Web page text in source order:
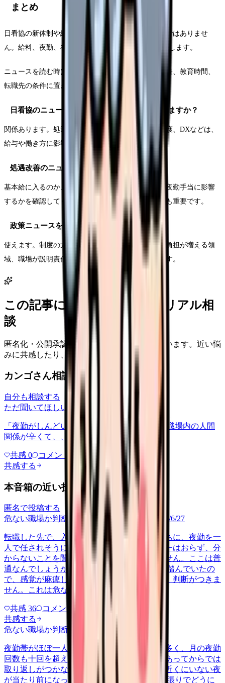
まとめ
日看協の新体制や総会ニュースは、現場から遠い話ではありませ
ん。給料、夜勤、在宅・施設看護、DX、教育に関係します。
ニュースを読む時は、制度の言葉を給与明細、勤務表、教育時間、
転職先の条件に置き換えてください。
日看協のニュースは現場の看護師にも関係ありますか？
関係あります。処遇改善、勤務環境、教育、在宅看護、DXなどは、
給与や働き方に影響する可能性があります。
処遇改善のニュースで何を確認すべきですか？
基本給に入るのか、手当だけか、一時金か、賞与や夜勤手当に影響
するかを確認してください。職場の説明が具体的かも重要です。
政策ニュースを転職判断に使えますか？
使えます。制度の方向性を見ながら、伸びる領域、負担が増える領
域、職場が説明責任を果たしているかを確認できます。
この記事に近い看護師さんのリアル相
談
匿名化・公開承認済みの本音だけを表示しています。近い悩
みに共感したり、自分の状況を投稿できます。
カンゴさん相談室から共有された相談
自分も相談する
ただ聞いてほしい
relationships 2026/6/13
「夜勤がしんどい」について相談したいです 職場内の人間
関係が辛くて、、、
共感 0 コメント
共感する
本音箱の近い投稿
匿名で投稿する
危ない職場か判断してほしい
career-growth 2026/6/27
転職した先で、入職して二ヶ月も経たないうちに、夜勤を一
人で任されそうになっています。プリセプターはおらず、分
からないことを聞ける相手も日によっていません。ここは普
通なんでしょうか。 前の職場はもっと段階を踏んでいたの
で、感覚が麻痺しているのか自分が甘いのか、判断がつきま
せん。これは危ない環境なのか…
共感 36 コメント
共感する
危ない職場か判断してほしい
yakin
夜勤帯がほぼ一人体制で、受け持つ患者数も多く、月の夜勤
回数も十回を超える月が続いています。何かあってからでは
取り返しがつかないのに、応援を呼べる人が近くにいない夜
が当たり前になっています。 これは個人の頑張りでどうに